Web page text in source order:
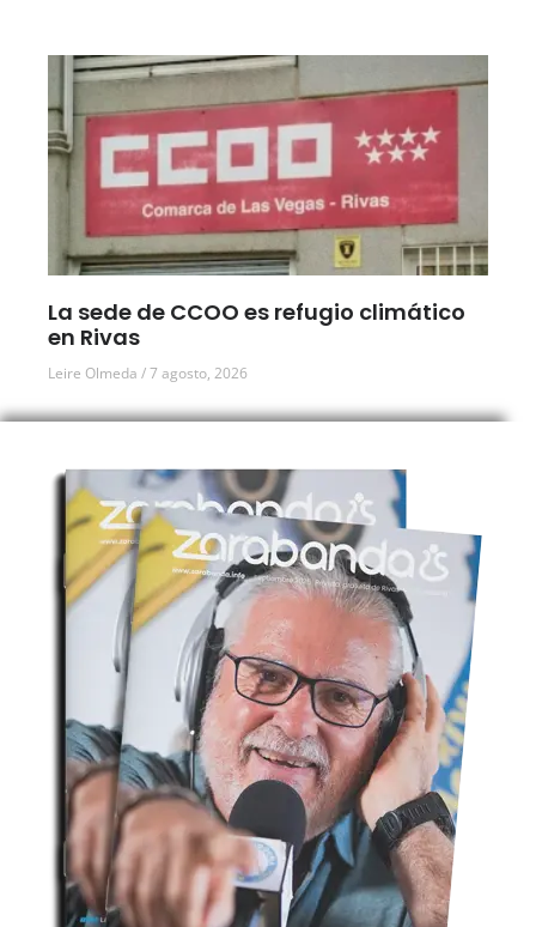
La sede de CCOO es refugio climático
en Rivas
Leire Olmeda 7 agosto, 2026